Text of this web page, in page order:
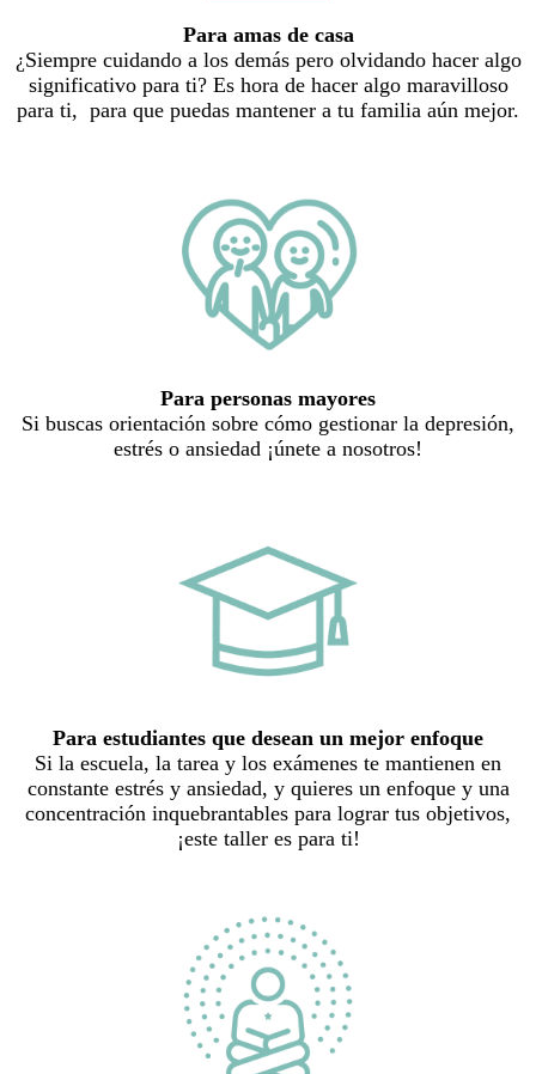
Para amas de casa
¿Siempre cuidando a los demás pero olvidando hacer algo
significativo para ti? Es hora de hacer algo maravilloso
para ti, para que puedas mantener a tu familia aún mejor.
Para personas mayores
Si buscas orientación sobre cómo gestionar la depresión,
estrés o ansiedad ¡únete a nosotros!
Para estudiantes que desean un mejor enfoque
Si la escuela, la tarea y los exámenes te mantienen en
constante estrés y ansiedad, y quieres un enfoque y una
concentración inquebrantables para lograr tus objetivos,
¡este taller es para ti!